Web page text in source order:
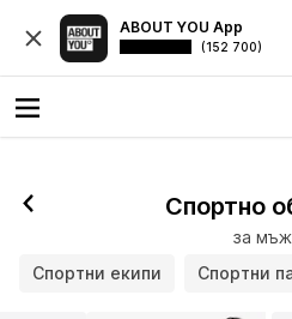
ABOUT YOU App
(152 700)
Спортно
за
Спортни екипи
Спортни